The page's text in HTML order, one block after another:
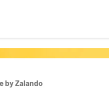
by Zalando